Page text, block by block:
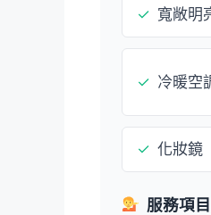
✓ 寬敞明
✓ 冷暖空
✓ 化妝鏡
服務項目